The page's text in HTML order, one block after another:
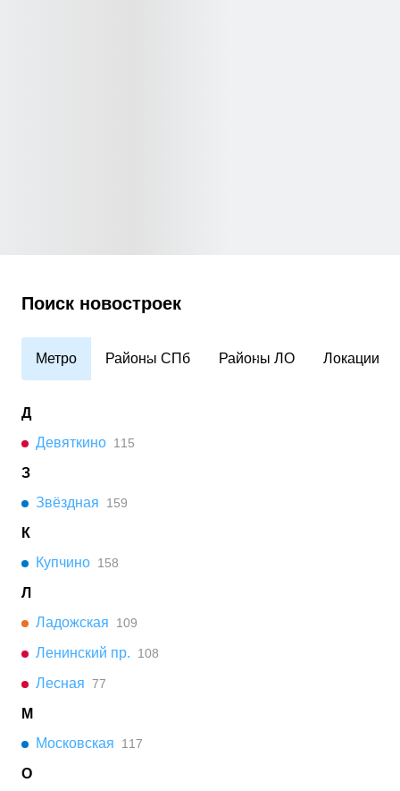
Поиск новостроек
Метро Районы СПб Районы ЛО Локации
Д
Девяткино 115
З
Звёздная
159
К
Купчино 158
Л
Ладожская
109
Ленинский пр. 108
Лесная 77
М
Московская
117
О